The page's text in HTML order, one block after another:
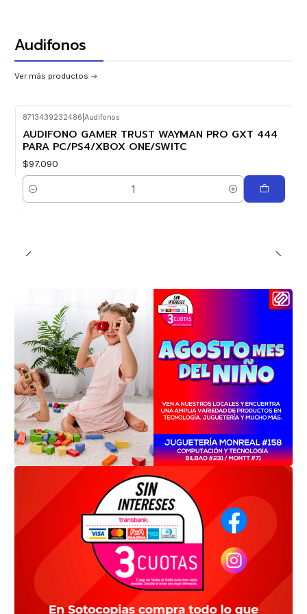
Audifonos
Ver más productos
8713439232486 Audifonos
AUDIFONO GAMER TRUST WAYMAN PRO GXT 444
PARA PC/PS4/XBOX ONE/SWITC
$97.090
Cantidad